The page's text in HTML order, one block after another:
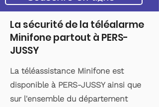
La sécurité de la téléalarme
Minifone partout à PERS-
JUSSY
La téléassistance Minifone est
disponible à PERS-JUSSY ainsi que
sur l'ensemble du département